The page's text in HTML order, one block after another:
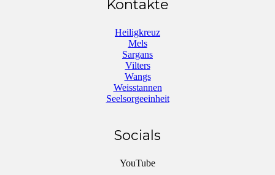
Kontakte
Heiligkreuz
Mels
Sargans
Vilters
Wangs
Weisstannen
Seelsorgeeinheit
Socials
YouTube